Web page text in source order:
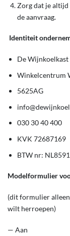
Zorg dat je altijd
de aanvraag.
Identiteit
De Wijnkoelkast
Winkelcentrum
5625AG
030 30 40 400
KVK 72687169
BTW nr:
Modelformulier
(dit formulier
wilt herroepen)
— Aan